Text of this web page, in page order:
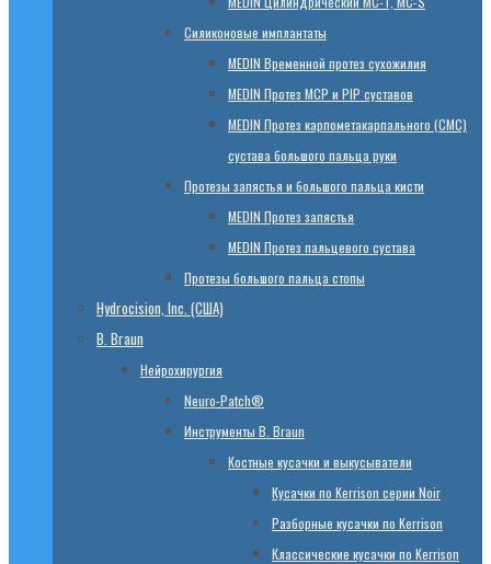
Силиконовые имплантаты
МЕDIN Временной протез сухожилия
МЕDIN Протез MCP и PIP суставов
МЕDIN Протез карпометакарпального (СМС)
сустава большого пальца руки
Протезы запястья и большого пальца кисти
МЕDIN Протез запястья
МЕDIN Протез пальцевого сустава
Протезы большого пальца стопы
Hydrocision, Inc. (США)
B. Braun
Нейрохирургия
Neuro-Patch®
Инструменты B. Braun
Костные кусачки и выкусыватели
Кусачки по Kerrison серии Noir
Разборные кусачки по Kerrison
Классические кусачки по Kerrison